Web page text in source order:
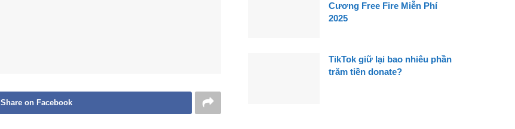
Share on Facebook
Cương Free Fire Miễn Phí
2025
TikTok giữ lại bao nhiêu phần
trăm tiền donate?